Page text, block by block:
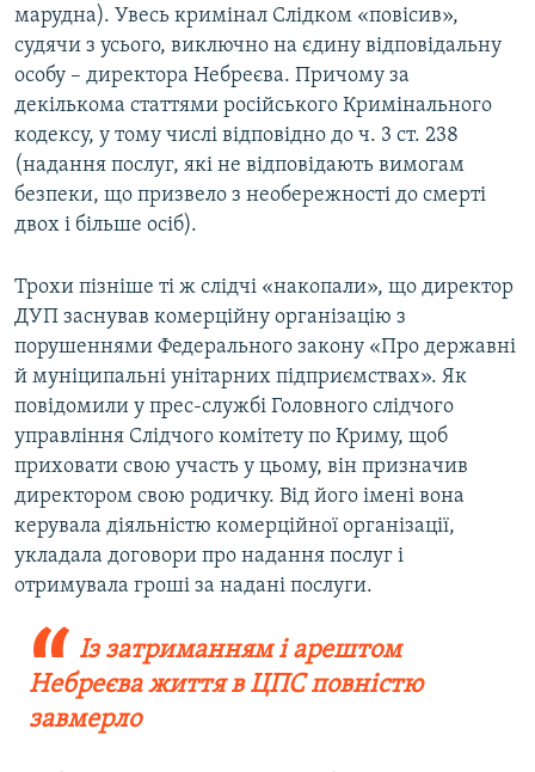
марудна). Увесь кримінал Слідком «повісив»,
судячи з усього, виключно на єдину відповідальну
особу – директора Небреєва. Причому за
декількома статтями російського Кримінального
кодексу, у тому числі відповідно до ч. 3 ст. 238
(надання послуг, які не відповідають вимогам
безпеки, що призвело з необережності до смерті
двох і більше осіб).
Трохи пізніше ті ж слідчі «накопали», що директор
ДУП заснував комерційну організацію з
порушеннями Федерального закону «Про державні
й муніципальні унітарних підприємствах». Як
повідомили у прес-службі Головного слідчого
управління Слідчого комітету по Криму, щоб
приховати свою участь у цьому, він призначив
директором свою родичку. Від його імені вона
керувала діяльністю комерційної організації,
укладала договори про надання послуг і
отримувала гроші за надані послуги.
Із затриманням і арештом
Небреєва життя в ЦПС повністю
завмерло